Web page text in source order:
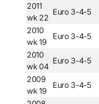
2011
wk 22
Euro 3-4-5
2010
wk 19
Euro 3-4-5
2010
wk 04
Euro 3-4-5
2009
wk 19
Euro 3-4-5